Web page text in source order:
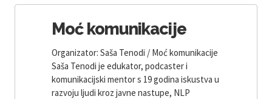
Moć komunikacije
Organizator: Saša Tenodi / Moć komunikacije
Saša Tenodi je edukator, podcaster i
komunikacijski mentor s 19 godina iskustva u
razvoju ljudi kroz javne nastupe, NLP